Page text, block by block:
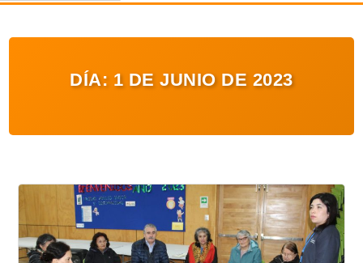
CRÓNICA
ENTRETENIMIENTO Y CULTURA
AUDIOS
VIDEOS
DÍA: 1 DE JUNIO DE 2023